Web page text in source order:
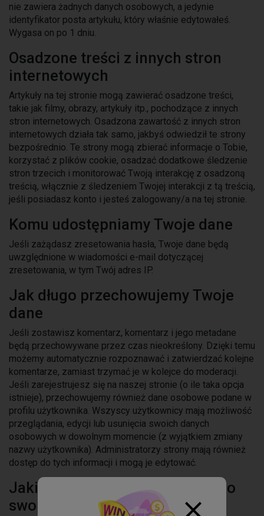
nie zawiera żadnych danych osobowych, a jedynie
identyfikator posta artykułu, który właśnie edytowałeś.
Wygasa on po 1 dniu.
Osadzone treści z innych stron
internetowych
Artykuły na tej stronie mogą zawierać osadzone treści,
takie jak filmy, obrazy, artykuły itp., pochodzące z innych
stron internetowych. Osadzona zawartość z innych stron
internetowych działa tak samo, jakbyś odwiedził te strony
bezpośrednio. Te strony mogą zbierać informacje o Tobie,
korzystać z plików cookie, osadzać dodatkowe śledzenie
stron trzecich i monitorować Twoją interakcję z osadzoną
treścią, włącznie z śledzeniem Twojej interakcji z tą treścią,
jeśli posiadasz konto i jesteś zalogowany/a na tej stronie.
Komu udostępniamy Twoje dane
Jeśli zażądasz zresetowania hasła, Twoje dane będą
uwzględnione w wiadomości e-mail dotyczącej
zresetowania, w tym Twój adres IP.
Jak długo przechowujemy Twoje
dane
Jeśli zostawisz komentarz, komentarz i jego metadane
będą przechowywane przez czas nieokreślony. Dzięki temu
możemy automatycznie rozpoznawać i zatwierdzać kolejne
komentarze, zamiast trzymać je w kolejce do moderacji.
Jeśli zarejestrujesz się na naszej stronie (o ile taka opcja
istnieje), przechowujemy również dane osobowe podane w
profilu użytkownika. Wszyscy użytkownicy mają możliwość
przeglądania, edycji lub usunięcia swoich danych
osobowych w dowolnym momencie (z wyjątkiem zmiany
nazwy użytkownika). Administratorzy strony mają również
dostęp do tych informacji i mogą je edytować.
Jakie masz prawa w stosunku do
swoich danych